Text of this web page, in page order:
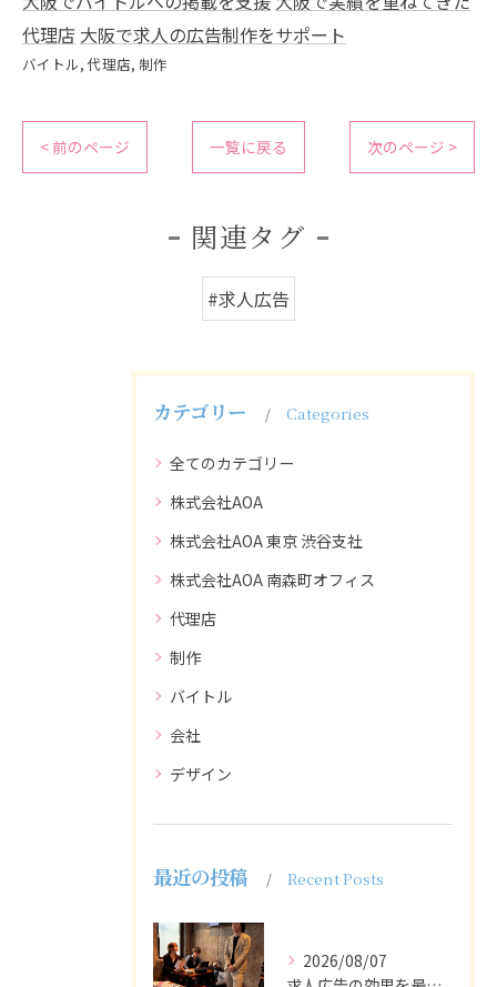
代理店 大阪で求人の広告制作をサポート
バイトル 代理店 制作
< 前のページ 一覧に戻る 次のページ >
関連タグ
#求人広告
カテゴリー Categories
全てのカテゴリー
株式会社AOA
株式会社AOA 東京 渋谷支社
株式会社AOA 南森町オフィス
代理店
制作
バイトル
会社
デザイン
最近の投稿 Recent Posts
2026/08/07